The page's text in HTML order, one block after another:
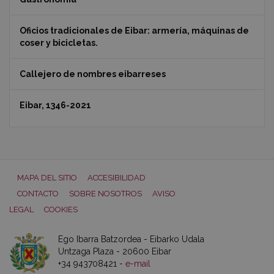
Oficios tradicionales de Eibar: armería, máquinas de
coser y bicicletas.
Callejero de nombres eibarreses
Eibar, 1346-2021
MAPA DEL SITIO
ACCESIBILIDAD
CONTACTO
SOBRE NOSOTROS
AVISO
LEGAL
COOKIES
Ego Ibarra Batzordea - Eibarko Udala
Untzaga Plaza - 20600 Eibar
+34 943708421 - e-mail